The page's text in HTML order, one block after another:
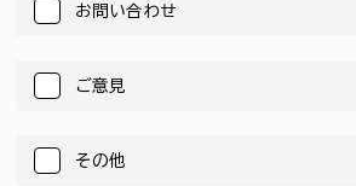
お問い合わせ
ご意見
その他